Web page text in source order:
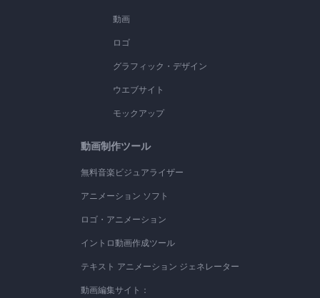
動画
ロゴ
グラフィック・デザイン
ウエブサイト
モックアップ
動画制作ツール
無料音楽ビジュアライザー
アニメーション ソフト
ロゴ・アニメーション
イントロ動画作成ツール
テキスト アニメーション ジェネレーター
動画編集サイト：